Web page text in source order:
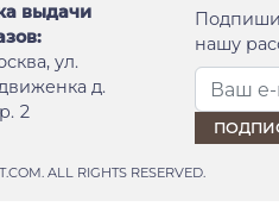
выдачи
ул.
д.
2
нашу
ALL RIGHTS RESERVED.